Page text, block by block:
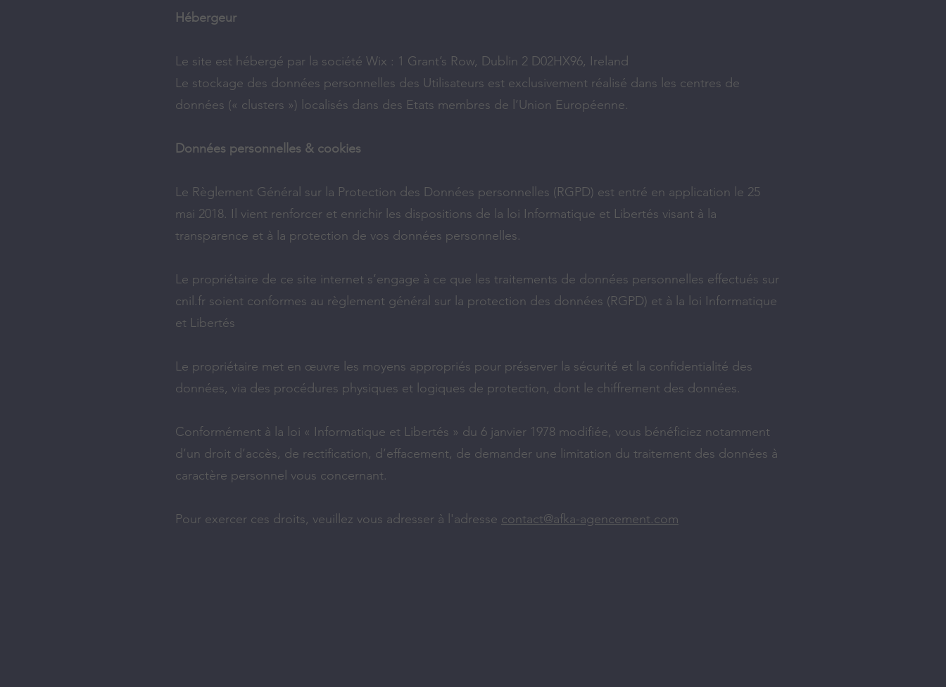
Hébergeur
Le site est hébergé par la société Wix : 1 Grant’s Row, Dublin 2 D02HX96, Ireland
Le stockage des données personnelles des Utilisateurs est exclusivement réalisé dans les centres de
données (« clusters ») localisés dans des Etats membres de l’Union Européenne.
Données personnelles & cookies
Le Règlement Général sur la Protection des Données personnelles (RGPD) est entré en application le 25
mai 2018. Il vient renforcer et enrichir les dispositions de la loi Informatique et Libertés visant à la
transparence et à la protection de vos données personnelles.
Le propriétaire de ce site internet s’engage à ce que les traitements de données personnelles effectués sur
cnil.fr soient conformes au règlement général sur la protection des données (RGPD) et à la loi Informatique
et Libertés​
Le propriétaire met en œuvre les moyens appropriés pour préserver la sécurité et la confidentialité des
données, via des procédures physiques et logiques de protection, dont le chiffrement des données.​
Conformément à la loi « Informatique et Libertés » du 6 janvier 1978 modifiée, vous bénéficiez notamment
d’un droit d’accès, de rectification, d’effacement, de demander une limitation du traitement des données à
caractère personnel vous concernant.
Pour exercer ces droits, veuillez vous adresser à l'adresse contact@afka-agencement.com